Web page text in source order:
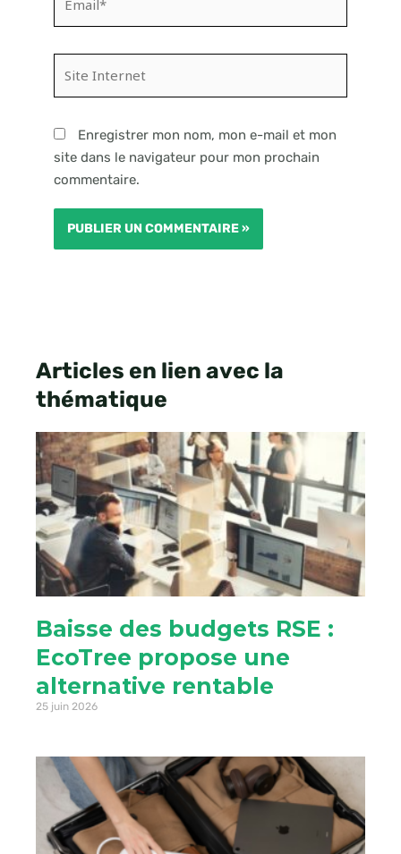
Internet
Enregistrer mon nom, mon e-mail et mon
site dans le navigateur pour mon prochain
commentaire.
Articles en lien avec la
thématique
Baisse des budgets RSE :
EcoTree propose une
alternative rentable
25 juin 2026